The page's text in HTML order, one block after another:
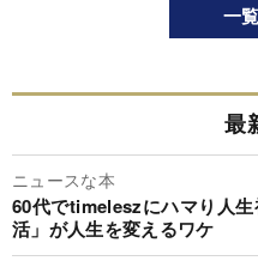
一
最
ニュースな本
60代でtimeleszにハマり人
活」が人生を変えるワケ